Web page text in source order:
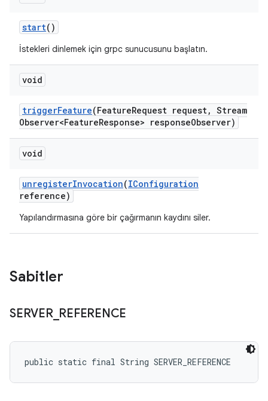
start()
İstekleri dinlemek için grpc sunucusunu başlatın.
void
triggerFeature(FeatureRequest request, Stream
Observer<FeatureResponse> responseObserver)
void
unregisterInvocation(IConfiguration
reference)
Yapılandırmasına göre bir çağırmanın kaydını siler.
Sabitler
SERVER_ REFERENCE
public static final String SERVER_REFERENCE